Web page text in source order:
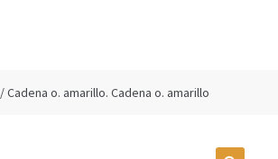
/ Cadena o. amarillo. Cadena o. amarillo